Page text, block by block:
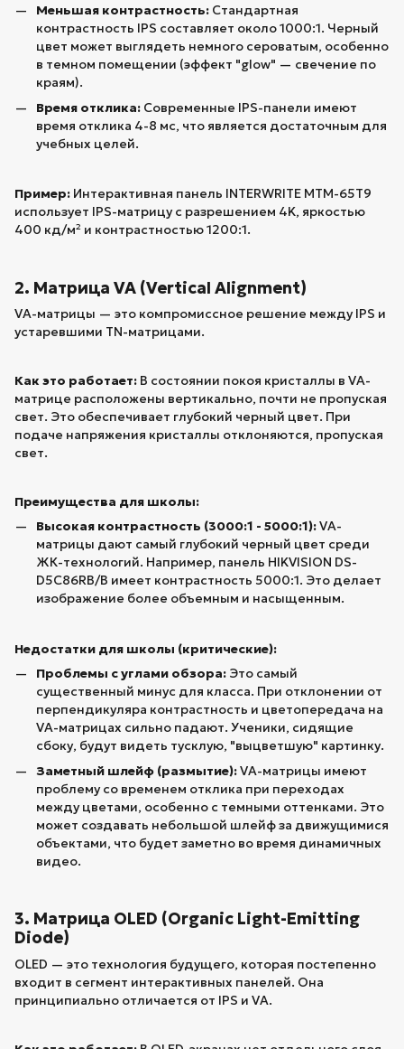
Меньшая контрастность: Стандартная
контрастность IPS составляет около 1000:1. Черный
цвет может выглядеть немного сероватым, особенно
в темном помещении (эффект "glow" — свечение по
краям).
Время отклика: Современные IPS-панели имеют
время отклика 4-8 мс, что является достаточным для
учебных целей.
Пример: Интерактивная панель INTERWRITE MTM-65T9
использует IPS-матрицу с разрешением 4K, яркостью
400 кд/м² и контрастностью 1200:1.
2. Матрица VA (Vertical Alignment)
VA-матрицы — это компромиссное решение между IPS и
устаревшими TN-матрицами.
Как это работает: В состоянии покоя кристаллы в VA-
матрице расположены вертикально, почти не пропуская
свет. Это обеспечивает глубокий черный цвет. При
подаче напряжения кристаллы отклоняются, пропуская
свет.
Преимущества для школы:
Высокая контрастность (3000:1 - 5000:1):VA-
матрицы дают самый глубокий черный цвет среди
ЖК-технологий. Например, панель HIKVISION DS-
D5C86RB/B имеет контрастность 5000:1. Это делает
изображение более объемным и насыщенным.
Недостатки для школы (критические):
Проблемы с углами обзора: Это самый
существенный минус для класса. При отклонении от
перпендикуляра контрастность и цветопередача на
VA-матрицах сильно падают. Ученики, сидящие
сбоку, будут видеть тусклую, "выцветшую" картинку.
Заметный шлейф (размытие):VA-матрицы имеют
проблему со временем отклика при переходах
между цветами, особенно с темными оттенками. Это
может создавать небольшой шлейф за движущимися
объектами, что будет заметно во время динамичных
видео.
3. Матрица OLED (Organic Light-Emitting
Diode)
OLED — это технология будущего, которая постепенно
входит в сегмент интерактивных панелей. Она
принципиально отличается от IPS и VA.